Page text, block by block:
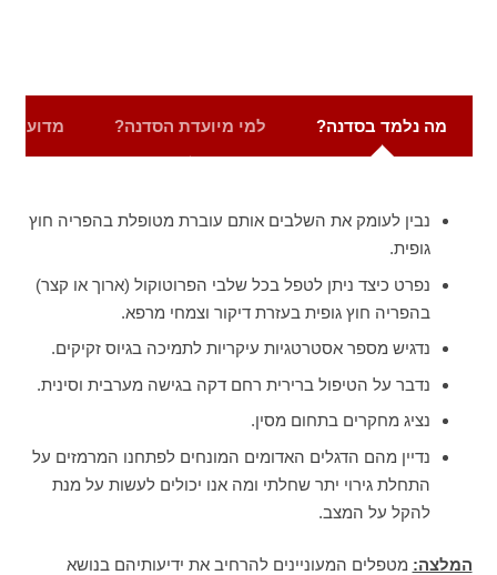
מה נלמד בסדנה? למי מיועדת הסדנה? מדוע
נבין לעומק את השלבים אותם עוברת מטופלת בהפריה חוץ
גופית.
נפרט כיצד ניתן לטפל בכל שלבי הפרוטוקול (ארוך או קצר)
בהפריה חוץ גופית בעזרת דיקור וצמחי מרפא.
נדגיש מספר אסטרטגיות עיקריות לתמיכה בגיוס זקיקים.
נדבר על הטיפול ברירית רחם דקה בגישה מערבית וסינית.
נציג מחקרים בתחום מסין.
נדיין מהם הדגלים האדומים המונחים לפתחנו המרמזים על
התחלת גירוי יתר שחלתי ומה אנו יכולים לעשות על מנת
להקל על המצב.
המלצה: מטפלים המעוניינים להרחיב את ידיעותיהם בנושא